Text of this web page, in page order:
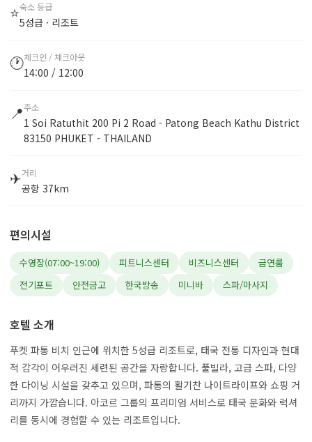
⭐숙소 등급
5성급 · 리조트
🕐체크인 / 체크아웃
14:00 / 12:00
📍주소
1 Soi Ratuthit 200 Pi 2 Road - Patong Beach Kathu District
83150 PHUKET - THAILAND
✈거리
공항 37km
편의시설
수영장(07:00~19:00) 피트니스센터 비즈니스센터
금연룸
전기포트
안전금고 한국방송 미니바 스파/마사지
호텔 소개
푸켓 파통 비치 인근에 위치한 5성급 리조트로, 태국 전통 디자인과 현대
적 감각이 어우러진 세련된 공간을 자랑합니다. 풀빌라, 고급 스파, 다양
한 다이닝 시설을 갖추고 있으며, 파통의 활기찬 나이트라이프와 쇼핑 거
리까지 가깝습니다. 아코르 그룹의 프리미엄 서비스로 태국 문화와 럭셔
리를 동시에 경험할 수 있는 리조트입니다.